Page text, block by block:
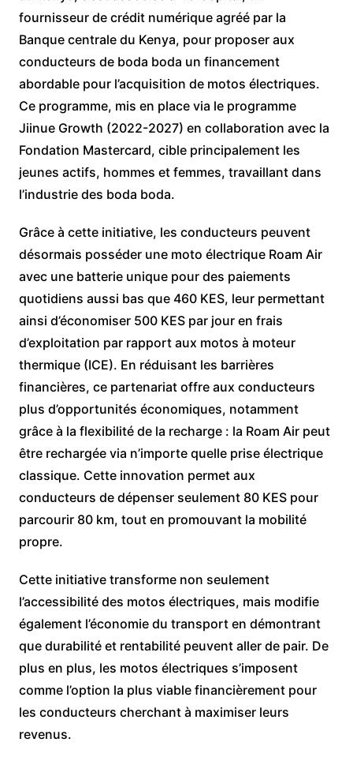
fournisseur de crédit numérique agréé par la
Banque centrale du Kenya, pour proposer aux
conducteurs de boda boda un financement
abordable pour l’acquisition de motos électriques.
Ce programme, mis en place via le programme
Jiinue Growth (2022-2027) en collaboration avec la
Fondation Mastercard, cible principalement les
jeunes actifs, hommes et femmes, travaillant dans
l’industrie des boda boda.
Grâce à cette initiative, les conducteurs peuvent
désormais posséder une moto électrique Roam Air
avec une batterie unique pour des paiements
quotidiens aussi bas que 460 KES, leur permettant
ainsi d’économiser 500 KES par jour en frais
d’exploitation par rapport aux motos à moteur
thermique (ICE). En réduisant les barrières
financières, ce partenariat offre aux conducteurs
plus d’opportunités économiques, notamment
grâce à la flexibilité de la recharge : la Roam Air peut
être rechargée via n’importe quelle prise électrique
classique. Cette innovation permet aux
conducteurs de dépenser seulement 80 KES pour
parcourir 80 km, tout en promouvant la mobilité
propre.
Cette initiative transforme non seulement
l’accessibilité des motos électriques, mais modifie
également l’économie du transport en démontrant
que durabilité et rentabilité peuvent aller de pair. De
plus en plus, les motos électriques s’imposent
comme l’option la plus viable financièrement pour
les conducteurs cherchant à maximiser leurs
revenus.